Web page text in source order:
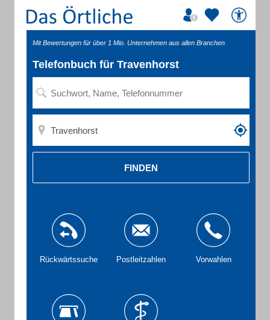
Mit Bewertungen für über 1 Mio. Unternehmen aus allen Branchen
Telefonbuch für Travenhorst
FINDEN
Rückwärtssuche Postleitzahlen Vorwahlen